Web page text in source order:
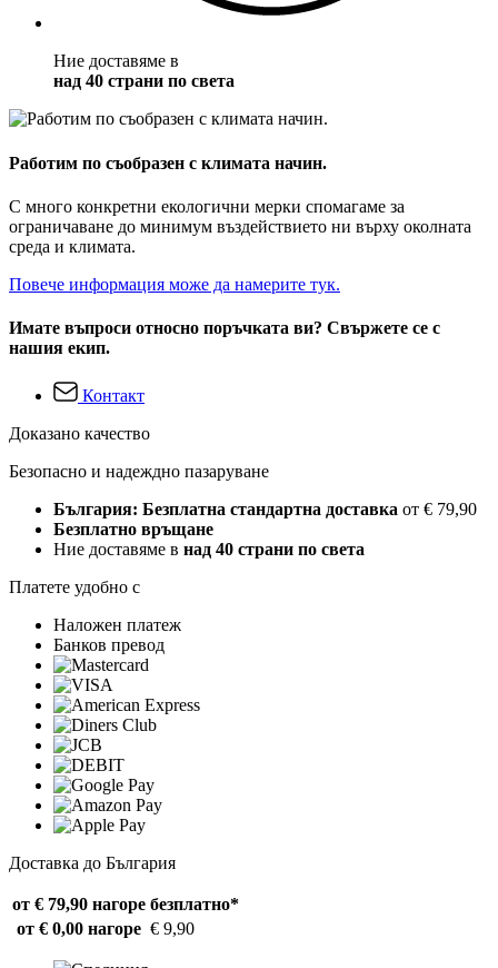
Ние доставяме в
над 40 страни по света
Работим по съобразен с климата начин.
С много конкретни екологични мерки спомагаме за
ограничаване до минимум въздействието ни върху околната
среда и климата.
Повече информация може да намерите тук.
Имате въпроси относно поръчката ви? Свържете се с
нашия екип.
Контакт
Доказано качество
Безопасно и надеждно пазаруване
България: Безплатна стандартна доставка от € 79,90
Безплатно връщане
Ние доставяме в над 40 страни по света
Платете удобно с
Наложен платеж
Банков превод
Доставка до България
от € 79,90 нагоре безплатно*
от € 0,00 нагоре € 9,90